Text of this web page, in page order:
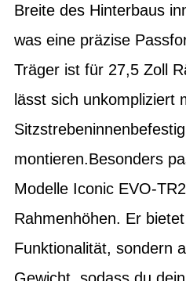
Breite des Hinterbaus
was eine präzise
Träger ist für 27,5 Zoll
lässt sich unkompliziert
montieren.Besonders
Modelle Iconic EVO-
Rahmenhöhen. Er
Funktionalität, sondern